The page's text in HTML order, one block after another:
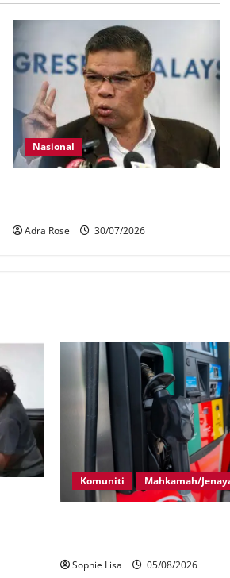
Nasional
Adra Rose 30/07/2026
Komuniti Mahkamah/
Sophie Lisa 05/08/2026